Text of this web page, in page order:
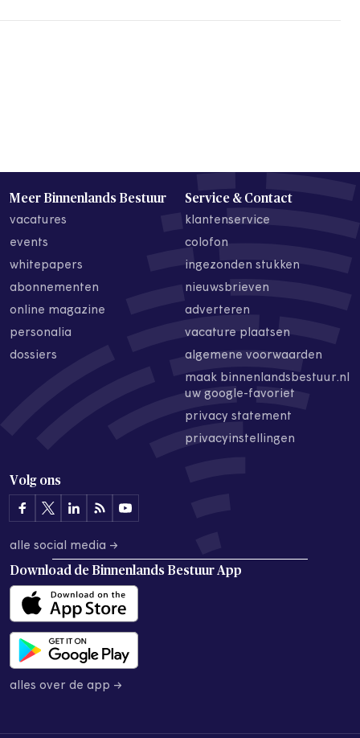
Meer Binnenlands Bestuur
vacatures
events
whitepapers
abonnementen
online magazine
personalia
dossiers
Service & Contact
klantenservice
colofon
ingezonden stukken
nieuwsbrieven
adverteren
vacature plaatsen
algemene voorwaarden
maak binnenlandsbestuur.nl
uw google-favoriet
privacy statement
privacyinstellingen
Volg ons
alle social media →
Download de Binnenlands Bestuur App
alles over de app →